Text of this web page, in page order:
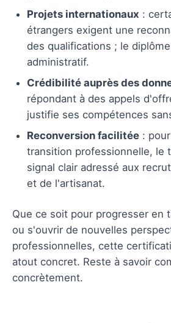
Projets internationaux :
étrangers exigent une
des qualifications ; le
administratif.
Crédibilité auprès des
répondant à des appels
justifie ses compétences
Reconversion facilitée :
transition professionnelle, le
signal clair adressé aux
et de l'artisanat.
Que ce soit pour progresser en
ou s'ouvrir de nouvelles
professionnelles, cette
atout concret. Reste à savoir
concrètement.